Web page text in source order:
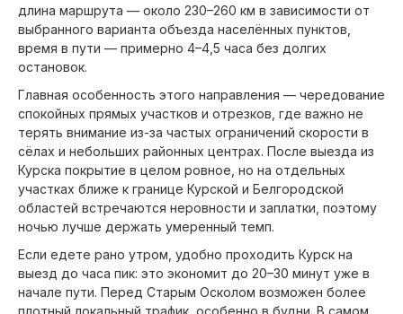
длина маршрута — около 230–260 км в зависимости от
выбранного варианта объезда населённых пунктов,
время в пути — примерно 4–4,5 часа без долгих
остановок.
Главная особенность этого направления — чередование
спокойных прямых участков и отрезков, где важно не
терять внимание из-за частых ограничений скорости в
сёлах и небольших районных центрах. После выезда из
Курска покрытие в целом ровное, но на отдельных
участках ближе к границе Курской и Белгородской
областей встречаются неровности и заплатки, поэтому
ночью лучше держать умеренный темп.
Если едете рано утром, удобно проходить Курск на
выезд до часа пик: это экономит до 20–30 минут уже в
начале пути. Перед Старым Осколом возможен более
плотный локальный трафик, особенно в будни. В самом